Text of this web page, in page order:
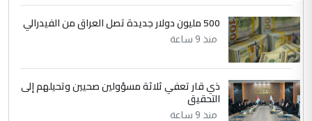
500 مليون دولار جديدة تصل العراق من الفيدرالي
منذ 9 ساعة
ذي قار تعفي ثلاثة مسؤولين صحيين وتحيلهم إلى
التحقيق
منذ 9 ساعة